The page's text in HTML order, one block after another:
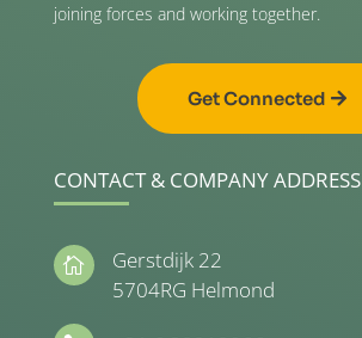
joining forces and working together.
Get Connected
CONTACT & COMPANY ADDRESS

Gerstdijk 22
5704RG Helmond